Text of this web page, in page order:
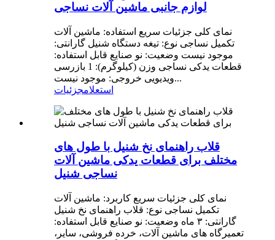
لوازم جانبی ماشین آلات نساجی
نمای کلی جزئیات سریع استفاده: ماشین آلات
تکمیل نساجی نوع: تیغه دستگاه شنیل گارانتی:
موجود نیست وضعیت: نو صنایع قابل استفاده:
قطعات یدکی نساجی وزن (کیلوگرم): 1 بازرسی
ویدیویی خروجی: موجود نیست...
استعلامجزئیات
قلاب راهنمای نخ شنیل با طول های
مختلف برای قطعات یدکی ماشین آلات
نساجی شنیل
نمای کلی جزئیات سریع کاربرد: ماشین آلات
تکمیل نساجی نوع: قلاب راهنمای نخ شنیل
گارانتی: ۳ ماه وضعیت: نو صنایع قابل استفاده:
تعمیرگاه های ماشین آلات، خرده فروشی، سایر،